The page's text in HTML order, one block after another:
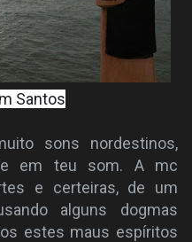
Santos
sons nordestinos,
em teu som. A mc
e certeiras, de um
alguns dogmas
estes maus espíritos